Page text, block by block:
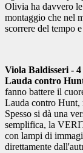
Olivia ha davvero
montaggio che nel
scorrere del tempo
Viola Baldisseri -
Lauda contro
fanno battere il
Lauda contro Hunt,
Spesso si dà una
semplifica, la
con lampi di
direttamente